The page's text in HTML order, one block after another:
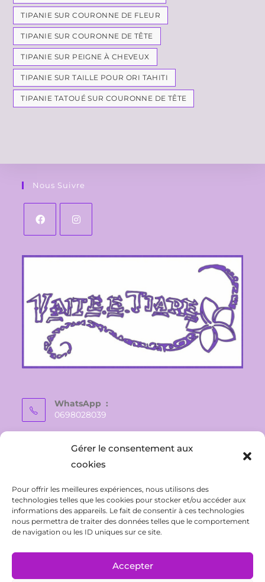
Gérer le consentement aux
cookies
Pour offrir les meilleures expériences, nous utilisons des
technologies telles que les cookies pour stocker et/ou accéder aux
informations des appareils. Le fait de consentir à ces technologies
nous permettra de traiter des données telles que le comportement
de navigation ou les ID uniques sur ce site.
Accepter
TIPANIE SUR COURONNE DE FLEUR
TIPANIE SUR COURONNE DE TÊTE
TIPANIE SUR PEIGNE À CHEVEUX
TIPANIE SUR TAILLE POUR ORI TAHITI
TIPANIE TATOUÉ SUR COURONNE DE TÊTE
Nous Suivre
WhatsApp :
0698028039
vaite.e.tiare@gmail.com